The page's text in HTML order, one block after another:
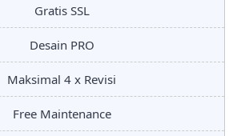
Gratis SSL
Desain PRO
Maksimal 4 x Revisi
Free Maintenance